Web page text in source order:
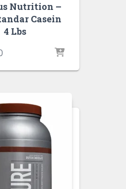
Nutrition –
Casein
4 Lbs